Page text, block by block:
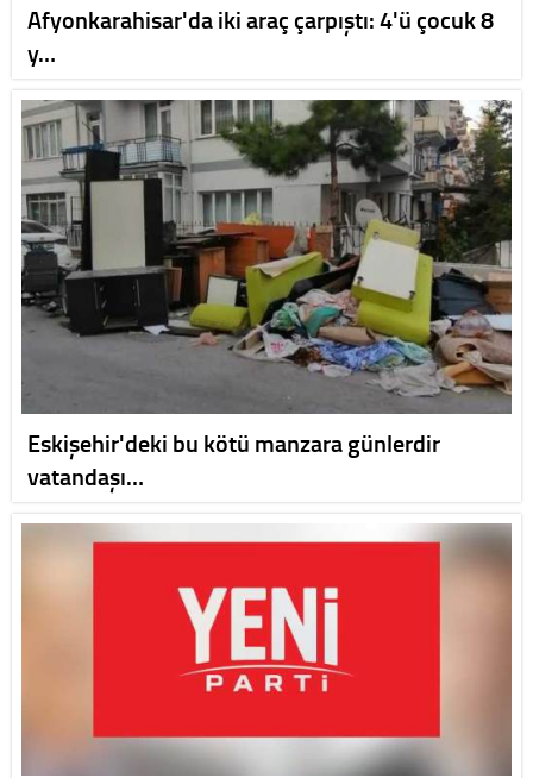
Afyonkarahisar'da iki araç çarpıştı: 4'ü çocuk 8
y…
Eskişehir'deki bu kötü manzara günlerdir
vatandaşı…